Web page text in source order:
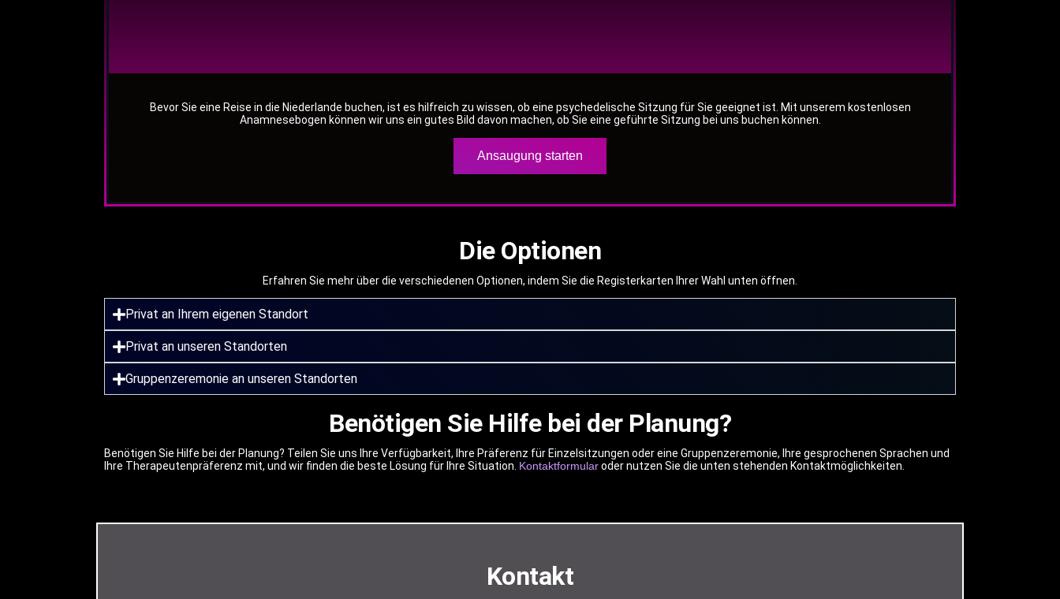
Bevor Sie eine Reise in die Niederlande buchen, ist es hilfreich zu wissen, ob eine psychedelische Sitzung für Sie geeignet ist. Mit unserem kostenlosen
Anamnesebogen können wir uns ein gutes Bild davon machen, ob Sie eine geführte Sitzung bei uns buchen können.
Ansaugung starten
Die Optionen
Erfahren Sie mehr über die verschiedenen Optionen, indem Sie die Registerkarten Ihrer Wahl unten öffnen.
Privat an Ihrem eigenen Standort
Privat an unseren Standorten
Gruppenzeremonie an unseren Standorten
Benötigen Sie Hilfe bei der Planung?
Benötigen Sie Hilfe bei der Planung? Teilen Sie uns Ihre Verfügbarkeit, Ihre Präferenz für Einzelsitzungen oder eine Gruppenzeremonie, Ihre gesprochenen Sprachen und
Ihre Therapeutenpräferenz mit, und wir finden die beste Lösung für Ihre Situation. Kontaktformularoder nutzen Sie die unten stehenden Kontaktmöglichkeiten.
Kontakt